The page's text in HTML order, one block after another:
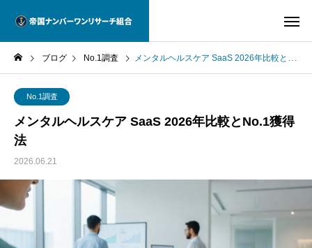
ブログ No.1調査 メンタルヘルスケア SaaS 2026年比較とNo.1獲得法
No.1調査
メンタルヘルスケア SaaS 2026年比較とNo.1獲得
法
2026.06.21